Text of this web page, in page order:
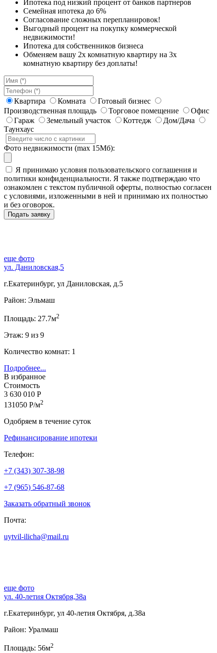
Ипотека под низкий процент от банков партнеров
Семейная ипотека до 6%
Согласование сложных перепланировок!
Выгодный процент на покупку коммерческой
недвижимости!
Ипотека для собственников бизнеса
Обменяем вашу 2х комнатную квартиру на 3х
комнатную квартиру без доплаты!
Квартира Комната
Готовый бизнес
Производственная площадь
Торговое помещение
Офис
Гараж
Земельный участок Коттедж
Дом/Дача
Таунхаус
Фото недвижимости (max 15Мб):
Я принимаю условия пользовательского соглашения и
политики конфиденциальности. Я также подтверждаю что
ознакомлен с текстом публичной оферты, полностью согласен
с условиями, изложенными в ней и принимаю их полностью
и без оговорок.
еще фото
ул. Даниловская,5
г.Екатеринбург, ул Даниловская, д.5
Район: Эльмаш
Площадь: 27.7м2
Этаж: 9 из 9
Количество комнат: 1
Подробнее...
В избранное
Стоимость
3 630 010 Р
131050 Р/м2
Одобряем в течение суток
Рефинансирование ипотеки
Телефон:
+7 (343) 307-38-98
+7 (965) 546-87-68
Заказать обратный звонок
Почта:
uytvil-ilicha@mail.ru
еще фото
ул. 40-летия Октября,38а
г.Екатеринбург, ул 40-летия Октября, д.38а
Район: Уралмаш
Площадь: 56м2